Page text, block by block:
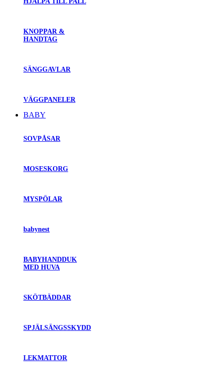
KNOPPAR &
HANDTAG
SÄNGGAVLAR
VÄGGPANELER
BABY
SOVPÅSAR
MOSESKORG
MYSPÖLAR
babynest
BABYHANDDUK
MED HUVA
SKÖTBÄDDAR
SPJÄLSÄNGSSKYDD
LEKMATTOR